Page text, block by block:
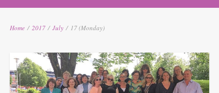
Home / 2017 / July / 17 (Monday)